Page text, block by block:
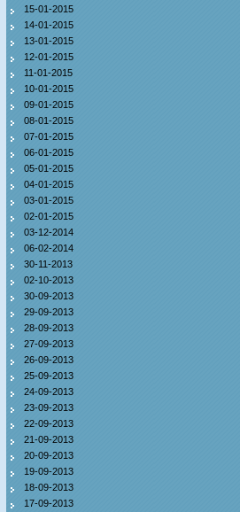
15-01-2015
14-01-2015
13-01-2015
12-01-2015
11-01-2015
10-01-2015
09-01-2015
08-01-2015
07-01-2015
06-01-2015
05-01-2015
04-01-2015
03-01-2015
02-01-2015
03-12-2014
06-02-2014
30-11-2013
02-10-2013
30-09-2013
29-09-2013
28-09-2013
27-09-2013
26-09-2013
25-09-2013
24-09-2013
23-09-2013
22-09-2013
21-09-2013
20-09-2013
19-09-2013
18-09-2013
17-09-2013